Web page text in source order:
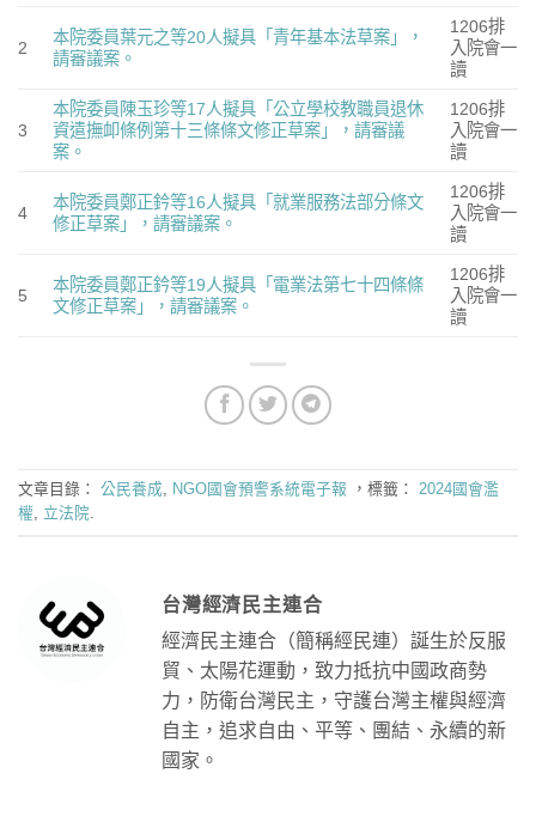
2
本院委員葉元之等20人擬具「青年基本法草案」，
請審議案。
1206排
入院會一
讀
3
本院委員陳玉珍等17人擬具「公立學校教職員退休
資遣撫卹條例第十三條條文修正草案」，請審議
案。
1206排
入院會一
讀
4
本院委員鄭正鈐等16人擬具「就業服務法部分條文
修正草案」，請審議案。
1206排
入院會一
讀
5
本院委員鄭正鈐等19人擬具「電業法第七十四條條
文修正草案」，請審議案。
1206排
入院會一
讀
文章目錄： 公民養成, NGO國會預警系統電子報 ，標籤： 2024國會濫
權, 立法院.
台灣經濟民主連合
經濟民主連合（簡稱經民連）誕生於反服
貿、太陽花運動，致力抵抗中國政商勢
力，防衛台灣民主，守護台灣主權與經濟
自主，追求自由、平等、團結、永續的新
國家。